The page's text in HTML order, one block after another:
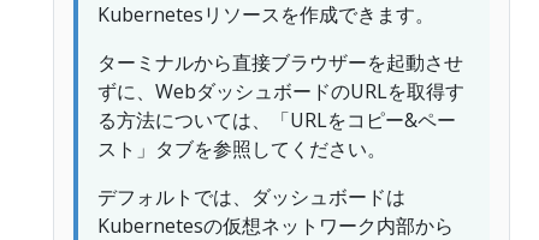
Kubernetesリソースを作成できます。
ターミナルから直接ブラウザーを起動させ
ずに、WebダッシュボードのURLを取得す
る方法については、「URLをコピー&ペー
スト」タブを参照してください。
デフォルトでは、ダッシュボードは
Kubernetesの仮想ネットワーク内部から